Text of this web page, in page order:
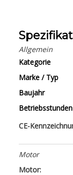
Allgemein
Kategorie
Marke / Typ
Baujahr
Betriebsstunden
CE-
Motor
Motor: